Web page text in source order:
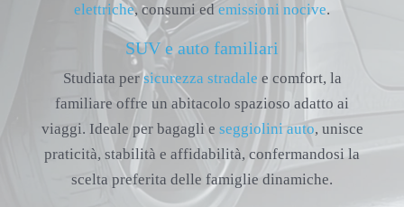
elettriche, consumi ed emissioni nocive.
SUV e auto familiari
Studiata persicurezza stradale e comfort, la
familiare offre un abitacolo spazioso adatto ai
viaggi. Ideale per bagagli e seggiolini auto, unisce
praticità, stabilità e affidabilità, confermandosi la
scelta preferita delle famiglie dinamiche.